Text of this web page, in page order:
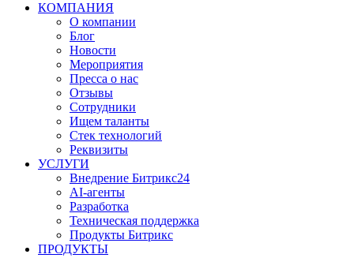
КОМПАНИЯ
О компании
Блог
Новости
Мероприятия
Пресса о нас
Отзывы
Сотрудники
Ищем таланты
Стек технологий
Реквизиты
УСЛУГИ
Внедрение Битрикс24
AI-агенты
Разработка
Техническая поддержка
Продукты Битрикс
ПРОДУКТЫ